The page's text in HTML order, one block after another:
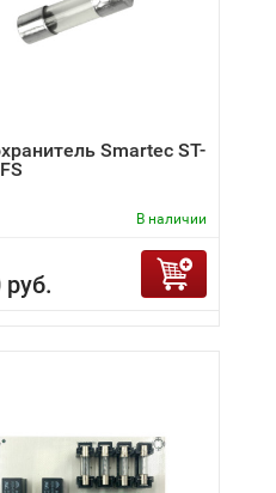
Smartec ST-
В наличии
руб.